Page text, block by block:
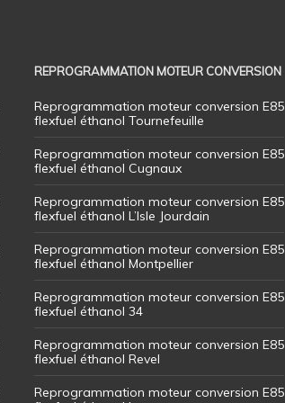
REPROGRAMMATION MOTEUR CONVERSION
Reprogrammation moteur conversion E85
flexfuel éthanol Tournefeuille
Reprogrammation moteur conversion E85
flexfuel éthanol Cugnaux
Reprogrammation moteur conversion E85
flexfuel éthanol L’Isle Jourdain
Reprogrammation moteur conversion E85
flexfuel éthanol Montpellier
Reprogrammation moteur conversion E85
flexfuel éthanol 34
Reprogrammation moteur conversion E85
flexfuel éthanol Revel
Reprogrammation moteur conversion E85